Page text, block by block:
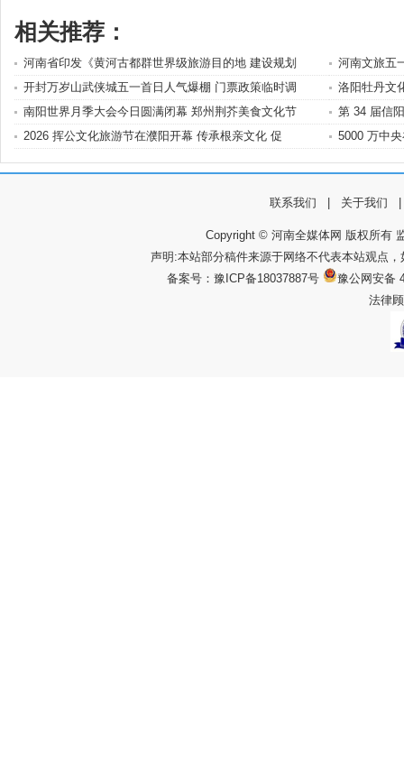
相关推荐：
河南省印发《黄河古都群世界级旅游目的地 建设规划
河南文旅五
开封万岁山武侠城五一首日人气爆棚 门票政策临时调
洛阳牡丹文
南阳世界月季大会今日圆满闭幕 郑州荆芥美食文化节
第 34 届信
2026 挥公文化旅游节在濮阳开幕 传承根亲文化 促
5000 万中
联系我们 关于我们
Copyright © 河南全媒体网 版权所有
声明:本站部分稿件来源于网络不代表本站观点
备案号： 豫ICP备18037887号
豫公网安备
法律